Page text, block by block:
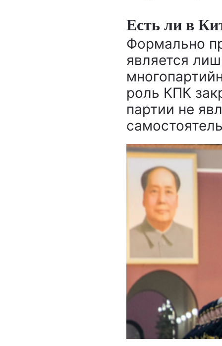
Есть ли в
Формально
является
роль КПК
партии не